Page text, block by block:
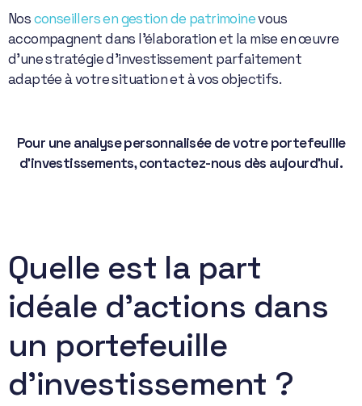
Nosconseillers en gestion de patrimoinevous
accompagnent dans l’élaboration et la mise en œuvre
d’une stratégie d’investissement parfaitement
adaptée à votre situation et à vos objectifs.
Pour une analyse personnalisée de votre portefeuille
d’investissements, contactez-nous dès aujourd’hui.
Quelle est la part
idéale d’actions dans
un portefeuille
d’investissement ?